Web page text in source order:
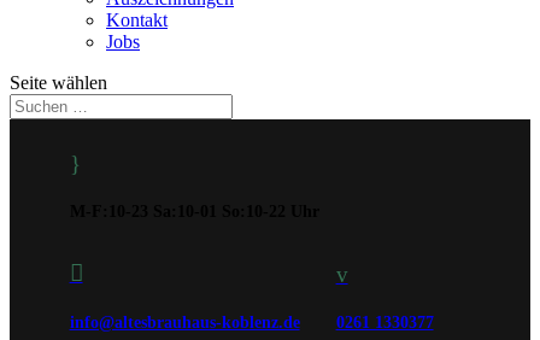
Kontakt
Jobs
Seite wählen
}

info@altesbrauhaus-koblenz.de
v
0261 1330377